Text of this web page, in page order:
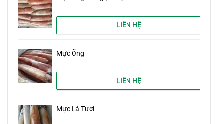
LIÊN HỆ
Mực Ống
LIÊN HỆ
Mực Lá Tươi